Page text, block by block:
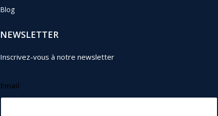
Blog
NEWSLETTER
Inscrivez-vous à notre newsletter
Email